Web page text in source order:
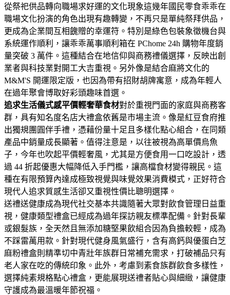
從祭祀供品轉向職場求好運的文化現象這幾年國民零食乖乖在
職場文化扮演的角色出現有趣轉變，不再只是單純祭拜供品，
更成為企業間互相餽贈的幸運符。特別是綠色包裝象徵機台與
系統運作順利，讓乖乖萬事順利箱在 PChome 24h 購物年度銷
量突破 3 萬件。這種結合在地信仰與商務禮儀選擇，反映出創
業者與科技業對開工大吉重視。另外像是結合麻將文化的
M&M'S 開運限定版，也因為帶有招財胡牌寓意，成為年輕人
在過年聚會博取好彩頭趣味首選。
追求生活儀式感平價輕奢華食材對於重視門面的家庭與商務客
群，具有知名度名店大禮盒依舊是市場主流。像是紅豆食府推
出獨規團圓伴手禮，憑藉份量十足且多樣化點心組合，在同類
產品中銷量成長顯著。值得注意是，以往被視為高單價烏魚
子，今年也吹起平價輕奢風，尤其是方便食用一口吃設計，透
過 44 折起優惠大幅降低入手門檻，讓高檔食材變得親民。這
種在有限預算內達成極致視覺與味覺效果消費模式，正好符合
現代人追求質感生活卻又重視性價比聰明選擇。
送禮送健康成為現代社交基本共識隨著大眾對飲食管理日益重
視，健康類型禮盒已經成為過年探訪親友標準配備。針對長輩
或銀髮族，全天然且無添加糖堅果飲組合因為負擔較輕，成為
不踩雷萬用款。針對現代健身風氣盛行，含有高鈣與優蛋白芝
麻粉禮盒則精準切中青壯年族群日常補充需求，打破補品只有
老人家在吃的傳統印象。此外，考慮到素食族群飲食多樣性，
選擇純素規格點心禮盒，更能展現送禮者貼心與細緻，讓健康
守護成為最溫暖年節祝福。